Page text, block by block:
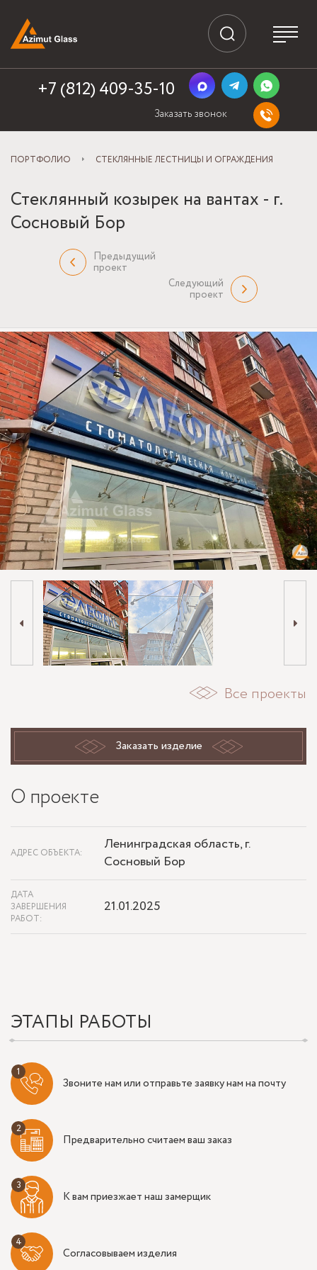
+7 (812) 409-35-10
Заказать звонок
ПОРТФОЛИО СТЕКЛЯННЫЕ ЛЕСТНИЦЫ И ОГРАЖДЕНИЯ
Стеклянный козырек на вантах - г.
Сосновый Бор
Предыдущий
проект
Следующий
проект
Все проекты
Заказать изделие
О проекте
АДРЕС ОБЪЕКТА:
Ленинградская область, г.
Сосновый Бор
ДАТА
ЗАВЕРШЕНИЯ
РАБОТ:
21.01.2025
ЭТАПЫ РАБОТЫ
Звоните нам или отправьте заявку нам на почту
Предварительно считаем ваш заказ
К вам приезжает наш замерщик
Согласовываем изделия